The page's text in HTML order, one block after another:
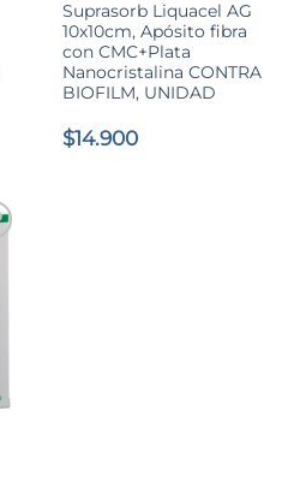
Suprasorb Liquacel AG
10x10cm, Apósito fibra
con CMC+Plata
Nanocristalina CONTRA
BIOFILM, UNIDAD
$14.900